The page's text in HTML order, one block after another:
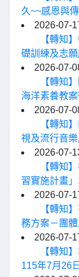
久~~感恩與
2026-07-
【轉知
礎訓練及志
2026-07-
【轉知
海洋素養教
2026-07-
【轉知
視及流行音
2026-07-
【轉知
習實施計畫
2026-07-
【轉知
務方案－團
2026-07-
【轉知
115年7月26